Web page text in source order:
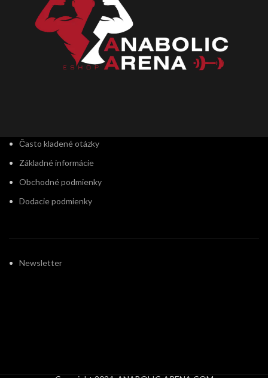
Často kladené otázky
Základné informácie
Obchodné podmienky
Dodacie podmienky
Newsletter